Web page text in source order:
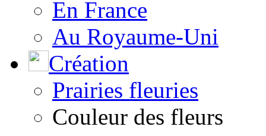
En France
Au Royaume-Uni
Création
Prairies fleuries
Couleur des fleurs